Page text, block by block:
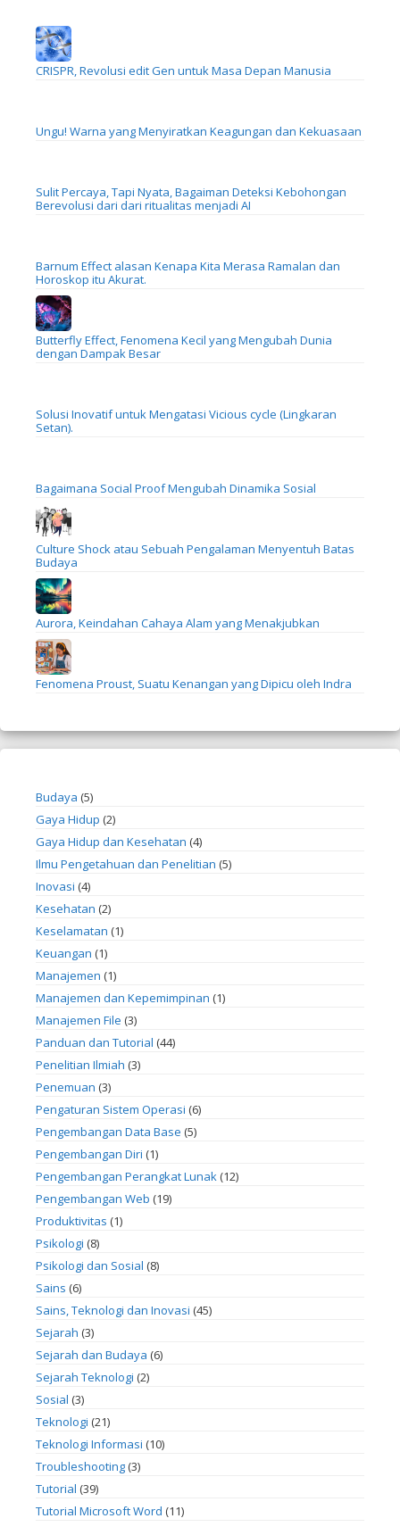
CRISPR, Revolusi edit Gen untuk Masa Depan Manusia
Ungu! Warna yang Menyiratkan Keagungan dan Kekuasaan
Sulit Percaya, Tapi Nyata, Bagaiman Deteksi Kebohongan
Berevolusi dari dari ritualitas menjadi AI
Barnum Effect alasan Kenapa Kita Merasa Ramalan dan
Horoskop itu Akurat.
Butterfly Effect, Fenomena Kecil yang Mengubah Dunia
dengan Dampak Besar
Solusi Inovatif untuk Mengatasi Vicious cycle (Lingkaran
Setan).
Bagaimana Social Proof Mengubah Dinamika Sosial
Culture Shock atau Sebuah Pengalaman Menyentuh Batas
Budaya
Aurora, Keindahan Cahaya Alam yang Menakjubkan
Fenomena Proust, Suatu Kenangan yang Dipicu oleh Indra
Budaya (5)
Gaya Hidup (2)
Gaya Hidup dan Kesehatan (4)
Ilmu Pengetahuan dan Penelitian (5)
Inovasi (4)
Kesehatan (2)
Keselamatan (1)
Keuangan (1)
Manajemen (1)
Manajemen dan Kepemimpinan (1)
Manajemen File (3)
Panduan dan Tutorial (44)
Penelitian Ilmiah (3)
Penemuan (3)
Pengaturan Sistem Operasi (6)
Pengembangan Data Base (5)
Pengembangan Diri (1)
Pengembangan Perangkat Lunak (12)
Pengembangan Web (19)
Produktivitas (1)
Psikologi (8)
Psikologi dan Sosial (8)
Sains (6)
Sains, Teknologi dan Inovasi (45)
Sejarah (3)
Sejarah dan Budaya (6)
Sejarah Teknologi (2)
Sosial (3)
Teknologi (21)
Teknologi Informasi (10)
Troubleshooting (3)
Tutorial (39)
Tutorial Microsoft Word (11)